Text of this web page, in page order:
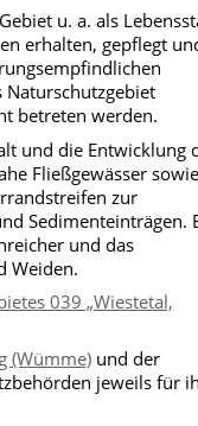
u. a. als
erhalten, gepflegt
Naturschutzgebiet
betreten werden.
und die Entwicklung
Fließgewässer
zur
Sedimenteinträgen.
und das
Weiden.
039 „Wiestetal,
(Wümme) und der
jeweils für